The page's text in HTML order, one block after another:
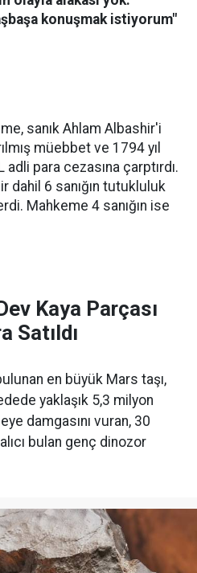
konuşmak istiyorum"
sanık Ahlam Albashir'i
müebbet ve 1794 yıl
para cezasına çarptırdı.
dahil 6 sanığın tutukluluk
Mahkeme 4 sanığın ise
Kaya Parçası
Satıldı
en büyük Mars taşı,
yaklaşık 5,3 milyon
damgasını vuran, 30
bulan genç dinozor